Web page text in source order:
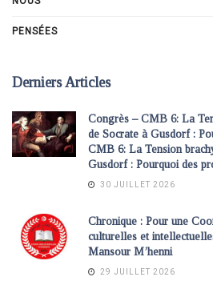
PENSÉES
Derniers Articles
Congrès – CMB 6: La
de Socrate à Gusdorf :
CMB 6: La Tension
Gusdorf : Pourquoi des
30 JUILLET 2026
Chronique : Pour une
culturelles et
Mansour M’henni
29 JUILLET 2026